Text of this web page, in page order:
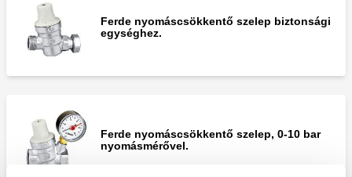
Ferde nyomáscsökkentő szelep biztonsági
egységhez.
Ferde nyomáscsökkentő szelep, 0-10 bar
nyomásmérővel.